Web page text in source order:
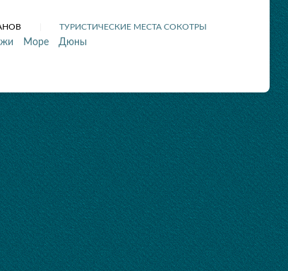
ТУРИСТИЧЕСКИЕ МЕСТА СОКОТРЫ
Море Дюны